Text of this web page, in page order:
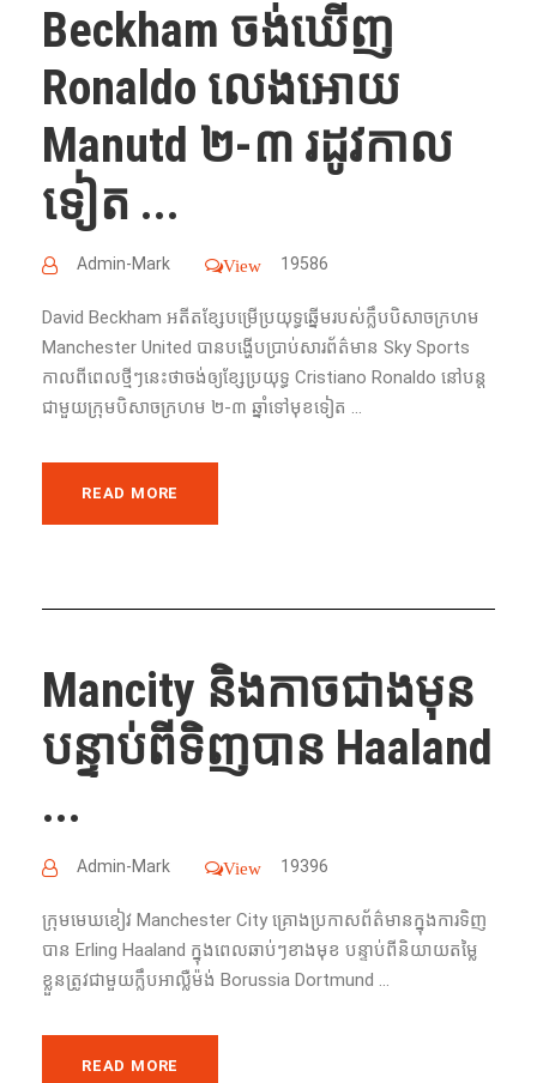
Beckham ចង់ឃើញ
Ronaldo លេងអោយ
Manutd ២-៣ រដូវកាល
ទៀត ...
Admin-Mark View 19586
David Beckham អតីតខ្សែបម្រើប្រយុទ្ធឆ្នើមរបស់ក្លឹបបិសាចក្រហម
Manchester United បាន​បង្ហើបប្រាប់​សារព័ត៌មាន​ Sky Sports
កាល​ពី​ពេលថ្មីៗនេះថាចង់​ឲ្យ​ខ្សែ​ប្រយុទ្ធ​ Cristiano Ronaldo នៅ​បន្ត​
ជា​មួយ​ក្រុម​បិសាច​ក្រហម​ ២-៣​ ឆ្នាំ​ទៅ​មុខ​ទៀត​ ...
READ MORE
Mancity​ និងកាចជាងមុន
បន្ទាប់ពីទិញបាន Haaland
...
Admin-Mark View 19396
ក្រុមមេឃខៀវ Manchester City គ្រោង​​ប្រកាស​ព័ត៌មាន​ក្នុង​ការ​ទិញ​
បាន Erling Haaland ក្នុង​ពេល​ឆាប់​ៗ​ខាង​មុខ បន្ទាប់​ពី​និយាយ​​តម្លៃ​
ខ្លួន​ត្រូវ​ជាមួយ​ក្លឹប​អាល្លឺម៉ង់ Borussia Dortmund ...
READ MORE